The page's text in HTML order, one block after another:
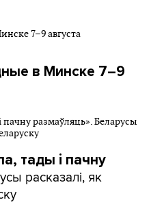
в Минске 7–9
тады і пачну
расказалі, як